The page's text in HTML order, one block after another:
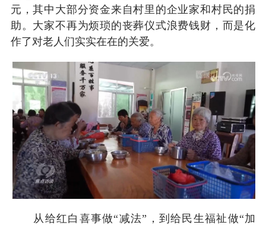
元，其中大部分资金来自村里的企业家和村民的捐
助。大家不再为烦琐的丧葬仪式浪费钱财，而是化
作了对老人们实实在在的关爱。
从给红白喜事做“减法”，到给民生福祉做“加